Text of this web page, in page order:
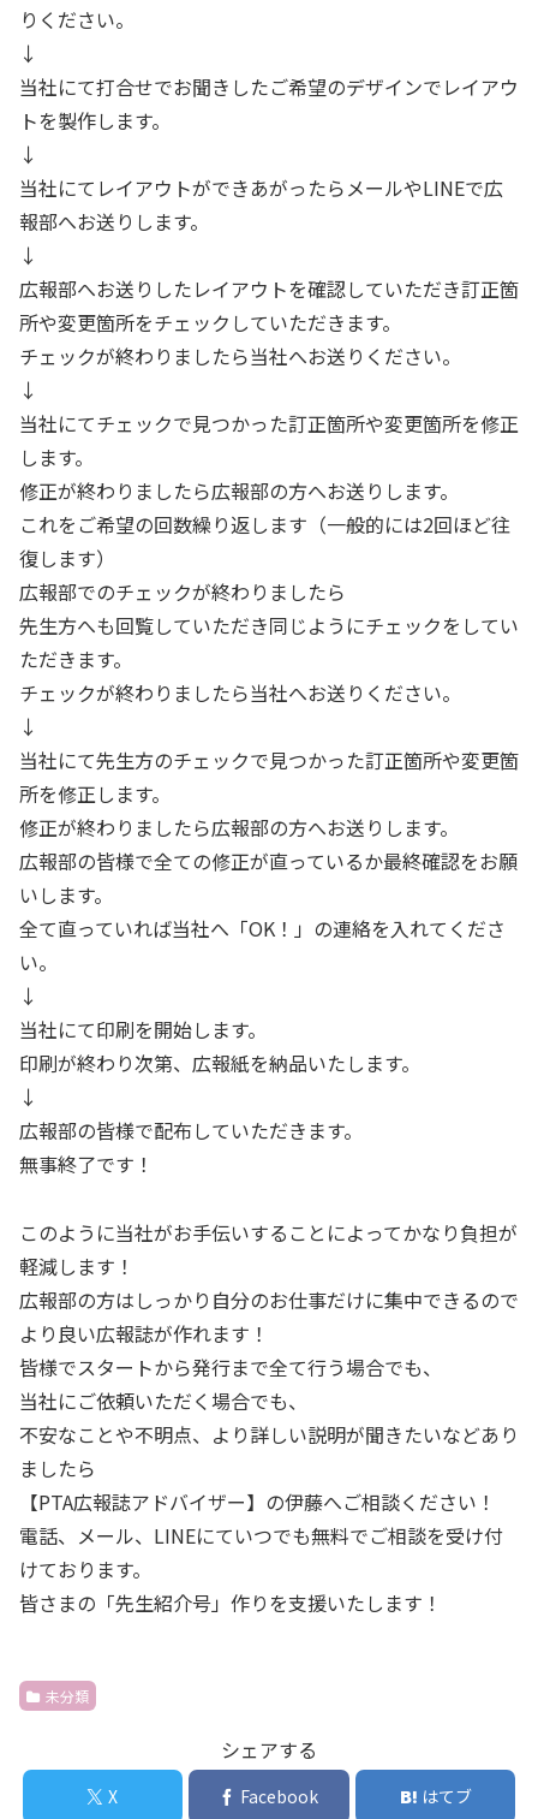
りください。
↓
当社にて打合せでお聞きしたご希望のデザインでレイアウ
トを製作します。
↓
当社にてレイアウトができあがったらメールやLINEで広
報部へお送りします。
↓
広報部へお送りしたレイアウトを確認していただき訂正箇
所や変更箇所をチェックしていただきます。
チェックが終わりましたら当社へお送りください。
↓
当社にてチェックで見つかった訂正箇所や変更箇所を修正
します。
修正が終わりましたら広報部の方へお送りします。
これをご希望の回数繰り返します（一般的には2回ほど往
復します）
広報部でのチェックが終わりましたら
先生方へも回覧していただき同じようにチェックをしてい
ただきます。
チェックが終わりましたら当社へお送りください。
↓
当社にて先生方のチェックで見つかった訂正箇所や変更箇
所を修正します。
修正が終わりましたら広報部の方へお送りします。
広報部の皆様で全ての修正が直っているか最終確認をお願
いします。
全て直っていれば当社へ「OK！」の連絡を入れてくださ
い。
↓
当社にて印刷を開始します。
印刷が終わり次第、広報紙を納品いたします。
↓
広報部の皆様で配布していただきます。
無事終了です！
このように当社がお手伝いすることによってかなり負担が
軽減します！
広報部の方はしっかり自分のお仕事だけに集中できるので
より良い広報誌が作れます！
皆様でスタートから発行まで全て行う場合でも、
当社にご依頼いただく場合でも、
不安なことや不明点、より詳しい説明が聞きたいなどあり
ましたら
【PTA広報誌アドバイザー】の伊藤へご相談ください！
電話、メール、LINEにていつでも無料でご相談を受け付
けております。
皆さまの「先生紹介号」作りを支援いたします！
未分類
シェアする
X Facebook はてブ